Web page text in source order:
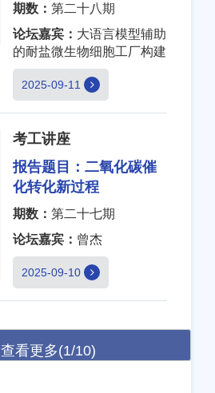
期数： 第二十八期
论坛嘉宾： 大语言模型辅助
的耐盐微生物细胞工厂构建
2025-09-11
考工讲座
报告题目： 二氧化碳催
化转化新过程
期数： 第二十七期
论坛嘉宾： 曾杰
2025-09-10
查看更多(1/10)